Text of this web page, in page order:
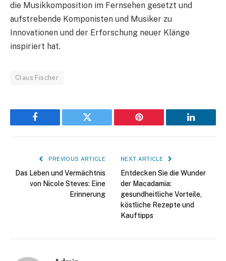
die Musikkomposition im Fernsehen gesetzt und
aufstrebende Komponisten und Musiker zu
Innovationen und der Erforschung neuer Klänge
inspiriert hat.
Claus Fischer
Facebook Twitter Pinterest LinkedIn
PREVIOUS ARTICLE
Das Leben und Vermächtnis
von Nicole Steves: Eine
Erinnerung
NEXT ARTICLE
Entdecken Sie die Wunder
der Macadamia:
gesundheitliche Vorteile,
köstliche Rezepte und
Kauftipps